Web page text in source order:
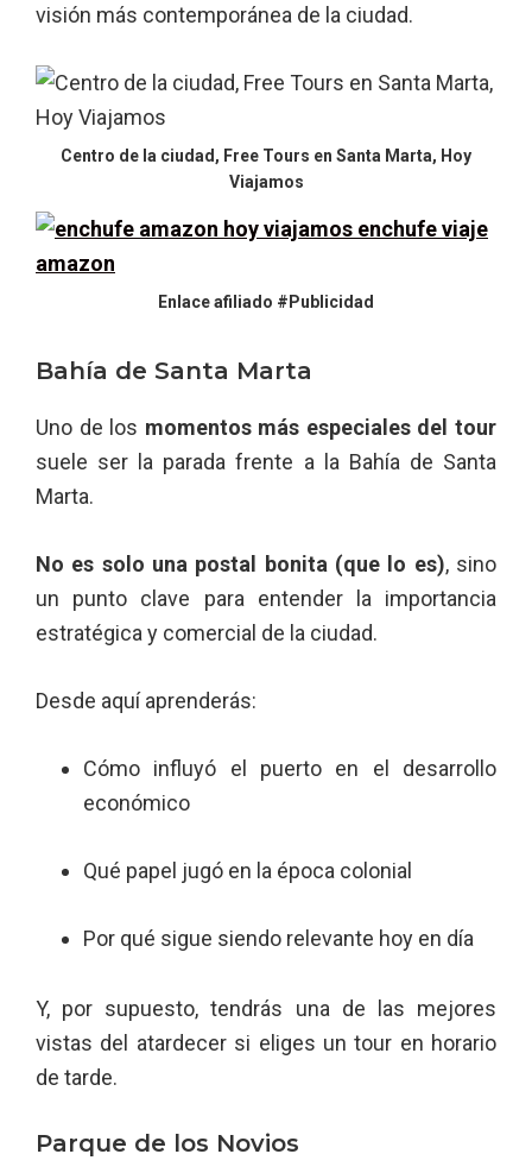
visión más contemporánea de la ciudad.
Centro de la ciudad, Free Tours en Santa Marta, Hoy
Viajamos
Enlace afiliado #Publicidad
Bahía de Santa Marta
Uno de los momentos más especiales del tour
suele ser la parada frente a la Bahía de Santa
Marta.
No es solo una postal bonita (que lo es), sino
un punto clave para entender la importancia
estratégica y comercial de la ciudad.
Desde aquí aprenderás:
Cómo influyó el puerto en el desarrollo
económico
Qué papel jugó en la época colonial
Por qué sigue siendo relevante hoy en día
Y, por supuesto, tendrás una de las mejores
vistas del atardecer si eliges un tour en horario
de tarde.
Parque de los Novios